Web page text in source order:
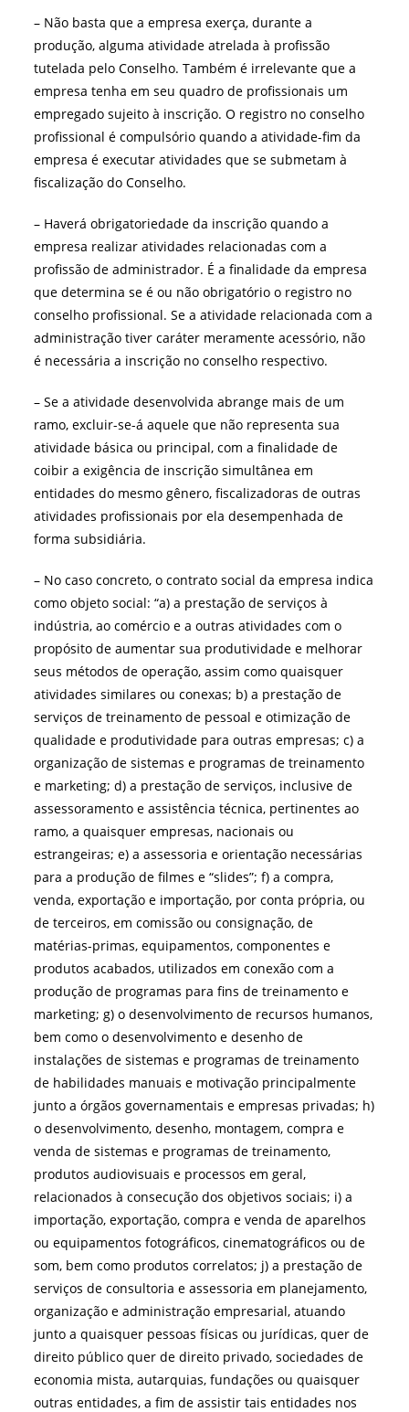
– Não basta que a empresa exerça, durante a
produção, alguma atividade atrelada à profissão
tutelada pelo Conselho. Também é irrelevante que a
empresa tenha em seu quadro de profissionais um
empregado sujeito à inscrição. O registro no conselho
profissional é compulsório quando a atividade-fim da
empresa é executar atividades que se submetam à
fiscalização do Conselho.
– Haverá obrigatoriedade da inscrição quando a
empresa realizar atividades relacionadas com a
profissão de administrador. É a finalidade da empresa
que determina se é ou não obrigatório o registro no
conselho profissional. Se a atividade relacionada com a
administração tiver caráter meramente acessório, não
é necessária a inscrição no conselho respectivo.
– Se a atividade desenvolvida abrange mais de um
ramo, excluir-se-á aquele que não representa sua
atividade básica ou principal, com a finalidade de
coibir a exigência de inscrição simultânea em
entidades do mesmo gênero, fiscalizadoras de outras
atividades profissionais por ela desempenhada de
forma subsidiária.
– No caso concreto, o contrato social da empresa indica
como objeto social: “a) a prestação de serviços à
indústria, ao comércio e a outras atividades com o
propósito de aumentar sua produtividade e melhorar
seus métodos de operação, assim como quaisquer
atividades similares ou conexas; b) a prestação de
serviços de treinamento de pessoal e otimização de
qualidade e produtividade para outras empresas; c) a
organização de sistemas e programas de treinamento
e marketing; d) a prestação de serviços, inclusive de
assessoramento e assistência técnica, pertinentes ao
ramo, a quaisquer empresas, nacionais ou
estrangeiras; e) a assessoria e orientação necessárias
para a produção de filmes e “slides”; f) a compra,
venda, exportação e importação, por conta própria, ou
de terceiros, em comissão ou consignação, de
matérias-primas, equipamentos, componentes e
produtos acabados, utilizados em conexão com a
produção de programas para fins de treinamento e
marketing; g) o desenvolvimento de recursos humanos,
bem como o desenvolvimento e desenho de
instalações de sistemas e programas de treinamento
de habilidades manuais e motivação principalmente
junto a órgãos governamentais e empresas privadas; h)
o desenvolvimento, desenho, montagem, compra e
venda de sistemas e programas de treinamento,
produtos audiovisuais e processos em geral,
relacionados à consecução dos objetivos sociais; i) a
importação, exportação, compra e venda de aparelhos
ou equipamentos fotográficos, cinematográficos ou de
som, bem como produtos correlatos; j) a prestação de
serviços de consultoria e assessoria em planejamento,
organização e administração empresarial, atuando
junto a quaisquer pessoas físicas ou jurídicas, quer de
direito público quer de direito privado, sociedades de
economia mista, autarquias, fundações ou quaisquer
outras entidades, a fim de assistir tais entidades nos